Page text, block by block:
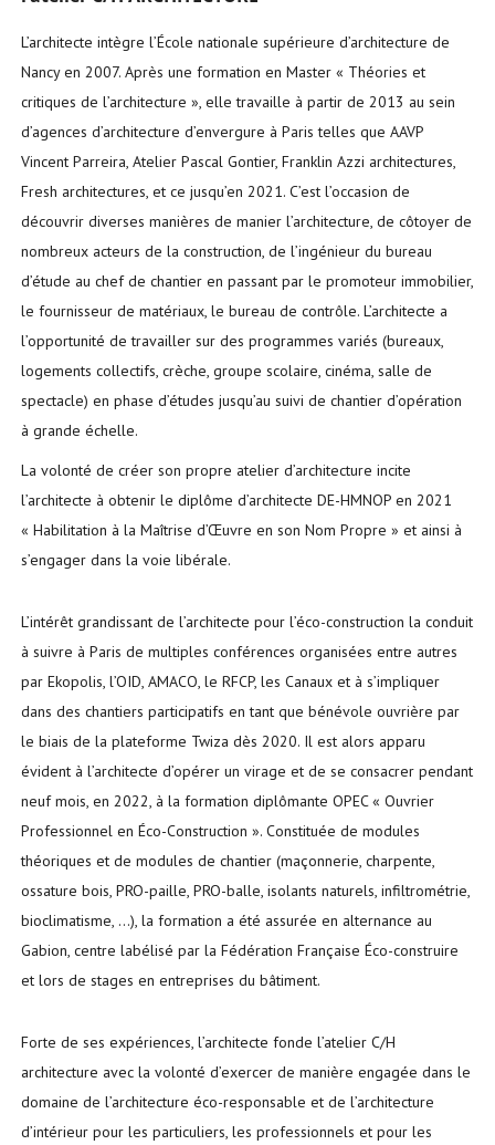
L’architecte intègre l’École nationale supérieure d’architecture de
Nancy en 2007. Après une formation en Master « Théories et
critiques de l’architecture », elle travaille à partir de 2013 au sein
d’agences d’architecture d’envergure à Paris telles que AAVP
Vincent Parreira, Atelier Pascal Gontier, Franklin Azzi architectures,
Fresh architectures, et ce jusqu’en 2021. C’est l’occasion de
découvrir diverses manières de manier l’architecture, de côtoyer de
nombreux acteurs de la construction, de l’ingénieur du bureau
d’étude au chef de chantier en passant par le promoteur immobilier,
le fournisseur de matériaux, le bureau de contrôle. L’architecte a
l’opportunité de travailler sur des programmes variés (bureaux,
logements collectifs, crèche, groupe scolaire, cinéma, salle de
spectacle) en phase d’études jusqu’au suivi de chantier d’opération
à grande échelle.
La volonté de créer son propre atelier d’architecture incite
l’architecte à obtenir le diplôme d’architecte DE-HMNOP en 2021
« Habilitation à la Maîtrise d’Œuvre en son Nom Propre » et ainsi à
s’engager dans la voie libérale.
L’intérêt grandissant de l’architecte pour l’éco-construction la conduit
à suivre à Paris de multiples conférences organisées entre autres
par Ekopolis, l’OID, AMACO, le RFCP, les Canaux et à s’impliquer
dans des chantiers participatifs en tant que bénévole ouvrière par
le biais de la plateforme Twiza dès 2020. Il est alors apparu
évident à l’architecte d’opérer un virage et de se consacrer pendant
neuf mois, en 2022, à la formation diplômante OPEC « Ouvrier
Professionnel en Éco-Construction ». Constituée de modules
théoriques et de modules de chantier (maçonnerie, charpente,
ossature bois, PRO-paille, PRO-balle, isolants naturels, infiltrométrie,
bioclimatisme, …), la formation a été assurée en alternance au
Gabion, centre labélisé par la Fédération Française Éco-construire
et lors de stages en entreprises du bâtiment.
Forte de ses expériences, l’architecte fonde l’atelier C/H
architecture avec la volonté d’exercer de manière engagée dans le
domaine de l’architecture éco-responsable et de l’architecture
d’intérieur pour les particuliers, les professionnels et pour les